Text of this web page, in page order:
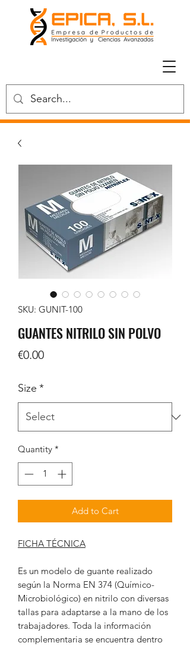
SKU: GUNIT-100
GUANTES NITRILO SIN POLVO
€0.00Price
Size *
Quantity *
Add to Cart
FICHA TÉCNICA
Es un modelo de guante realizado
según la Norma EN 374 (Químico-
Microbiológico) en nitrilo con diversas
tallas para adaptarse a la mano de los
trabajadores. Toda la información
complementaria se encuentra dentro